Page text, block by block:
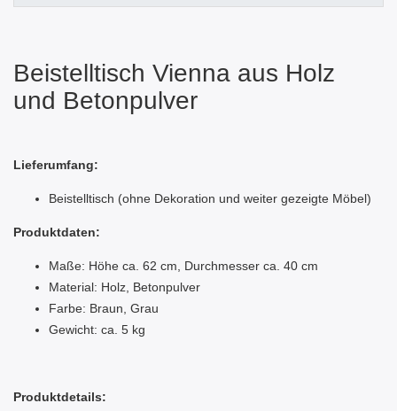
Beistelltisch Vienna aus Holz
und Betonpulver
Lieferumfang:
Beistelltisch (ohne Dekoration und weiter gezeigte Möbel)
Produktdaten:
Maße: Höhe ca. 62 cm, Durchmesser ca. 40 cm
Material: Holz, Betonpulver
Farbe: Braun, Grau
Gewicht: ca. 5 kg
Produktdetails: